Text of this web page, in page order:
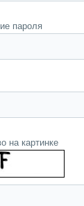
пароля
на картинке